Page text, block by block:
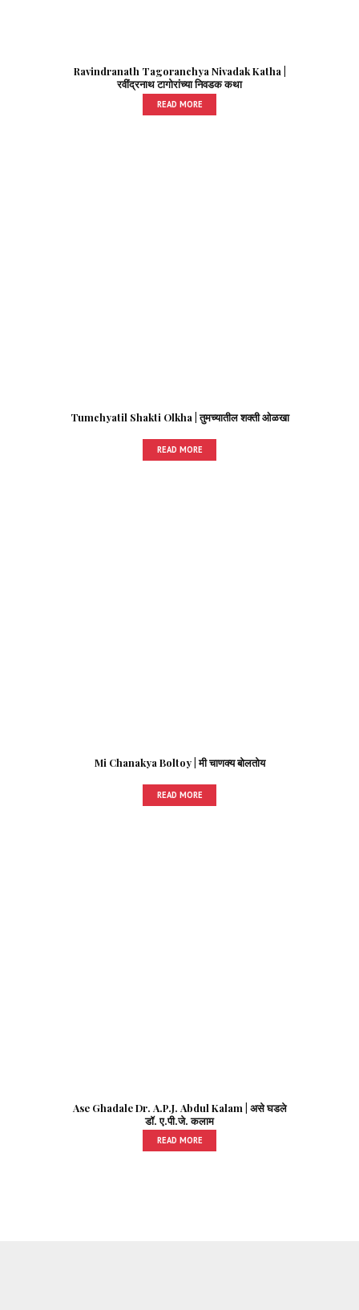
Ravindranath Tagoranchya Nivadak Katha |
रवींद्रनाथ टागोरांच्या निवडक कथा
READ MORE
Tumchyatil Shakti Olkha | तुमच्यातील शक्ती ओळखा
READ MORE
Mi Chanakya Boltoy | मी चाणक्य बोलतोय
READ MORE
Ase Ghadale Dr. A.P.J. Abdul Kalam | असे घडले
डॉ. ए.पी.जे. कलाम
READ MORE